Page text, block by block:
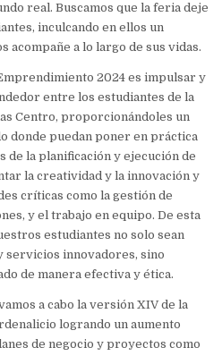
real. Buscamos que la feria deje
inculcando en ellos un
a lo largo de sus vidas.
2024 es impulsar y
entre los estudiantes de la
Centro, proporcionándoles un
donde puedan poner en práctica
de la planificación y ejecución de
la creatividad y la innovación y
críticas como la gestión de
y el trabajo en equipo. De esta
estudiantes no solo sean
servicios innovadores, sino
de manera efectiva y ética.
a cabo la versión XIV de la
logrando un aumento
de negocio y proyectos como